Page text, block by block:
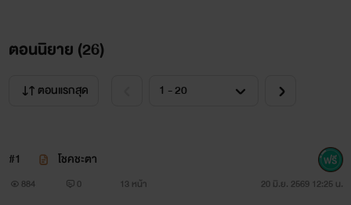
ตอนนิยาย (26)
ตอนแรกสุด
#1 โชคชะตา
884 0 13 หน้า 20 มิ.ย. 2569 12:25 น.